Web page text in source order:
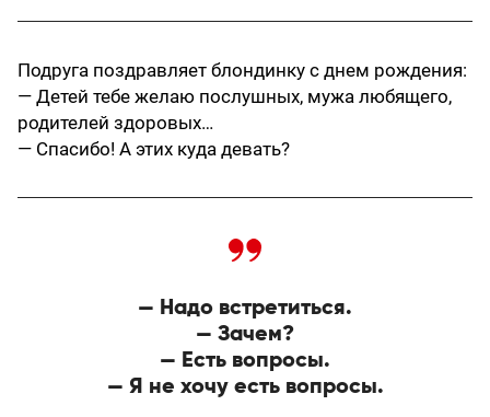
Подруга поздравляет блондинку с днем рождения:
— Детей тебе желаю послушных, мужа любящего,
родителей здоровых…
— Спасибо! А этих куда девать?
— Надо встретиться.
— Зачем?
— Есть вопросы.
— Я не хочу есть вопросы.